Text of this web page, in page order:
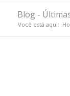
Blog -
Você está aqui: